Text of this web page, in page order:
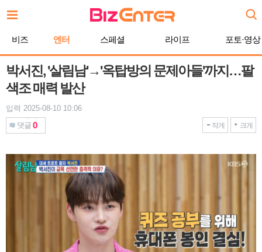
문
기
비즈 엔터 스페셜 라이프 포토·영상
박서진, '살림남'→'옥탑방의 문제아들'까지…팔
색조 매력 발산
입력 2025-08-10 10:06
댓글 0 작게 크게